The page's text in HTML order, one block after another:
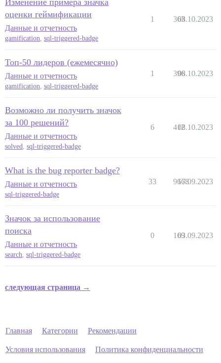
Изменение примера значка
оценки геймификации
Данные и отчетность
gamification, sql-triggered-badge
1 363
08.10.2023
Топ-50 лидеров (ежемесячно)
Данные и отчетность
gamification, sql-triggered-badge
1 396
08.10.2023
Возможно ли получить значок
за 100 решений?
Данные и отчетность
solved, sql-triggered-badge
6 412
08.10.2023
What is the bug reporter badge?
Данные и отчетность
sql-triggered-badge
33 9668
17.09.2023
Значок за использование
поиска
Данные и отчетность
search, sql-triggered-badge
0 169
03.09.2023
следующая страница →
Главная Категории Рекомендации
Условия использования Политика конфиденциальности